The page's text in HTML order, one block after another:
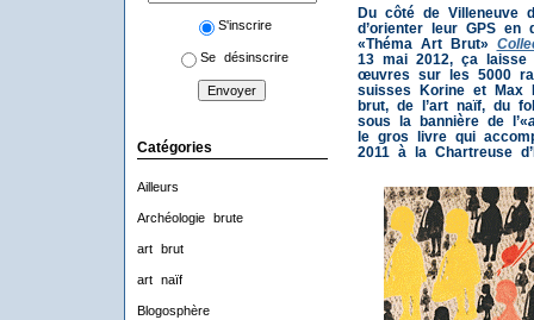
S'inscrire
Se désinscrire
Catégories
Ailleurs
Archéologie brute
art brut
art naïf
Blogosphère
Du côté de Villeneuve
d’orienter leur GPS
«Théma Art Brut»
13 mai 2012, ça laisse
œuvres sur les 5000
suisses Korine et Max
brut, de l’art naïf, du
sous la bannière de l’«
le gros livre qui
2011 à la Chartreuse